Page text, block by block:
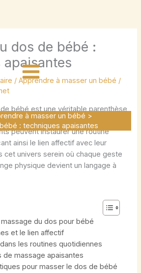
à masser un bébé
: techniques apaisantes
dos de bébé :
/Apprendre à masser un bébé /
bébé est une véritable parenthèse
être. En découvrant les techniques
peuvent instaurer une routine
ainsi le lien affectif avec leur
cet univers serein où chaque geste
physique devient un langage à
du dos pour bébé
et le lien affectif
les routines quotidiennes
de massage apaisantes
pour masser le dos de bébé